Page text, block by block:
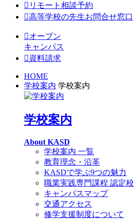
リモート相談予約
高等学校の先生お問合せ窓口
オープン
キャンパス
資料請求
HOME
学校案内 学校案内
学校案内
About KASD
学校案内 一覧
教育理念・沿革
KASDで学ぶ9つの魅力
職業実践専門課程 認定校
キャンパスマップ
交通アクセス
修学支援制度について